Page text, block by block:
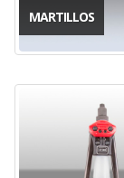
MARTILLOS